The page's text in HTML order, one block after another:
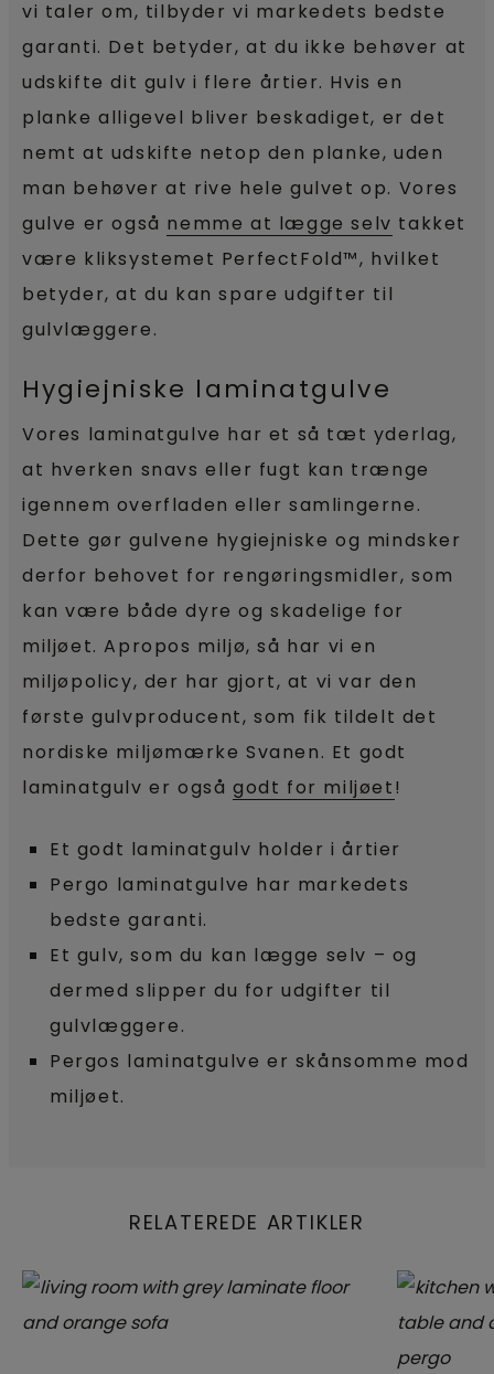
vi taler om, tilbyder vi markedets bedste
garanti. Det betyder, at du ikke behøver at
udskifte dit gulv i flere årtier. Hvis en
planke alligevel bliver beskadiget, er det
nemt at udskifte netop den planke, uden
man behøver at rive hele gulvet op. Vores
gulve er også nemme at lægge selv takket
være kliksystemet PerfectFold™, hvilket
betyder, at du kan spare udgifter til
gulvlæggere.
Hygiejniske laminatgulve
Vores laminatgulve har et så tæt yderlag,
at hverken snavs eller fugt kan trænge
igennem overfladen eller samlingerne.
Dette gør gulvene hygiejniske og mindsker
derfor behovet for rengøringsmidler, som
kan være både dyre og skadelige for
miljøet. Apropos miljø, så har vi en
miljøpolicy, der har gjort, at vi var den
første gulvproducent, som fik tildelt det
nordiske miljømærke Svanen. Et godt
laminatgulv er ogsågodt for miljøet!
Et godt laminatgulv holder i årtier
Pergo laminatgulve har markedets
bedste garanti.
Et gulv, som du kan lægge selv – og
dermed slipper du for udgifter til
gulvlæggere.
Pergos laminatgulve er skånsomme mod
miljøet.
RELATEREDE ARTIKLER